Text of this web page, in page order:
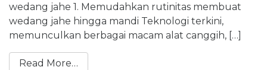
wedang jahe 1. Memudahkan rutinitas membuat
wedang jahe hingga mandi Teknologi terkini,
memunculkan berbagai macam alat canggih, […]
Read More…